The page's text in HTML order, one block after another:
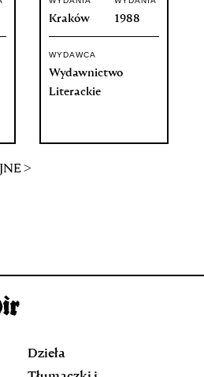
Kraków 1988
WYDAWCA
Wydawnictwo
Literackie
>
Dzieła